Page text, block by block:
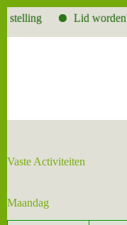
Lid worden?
Vaste Activiteiten
Maandag